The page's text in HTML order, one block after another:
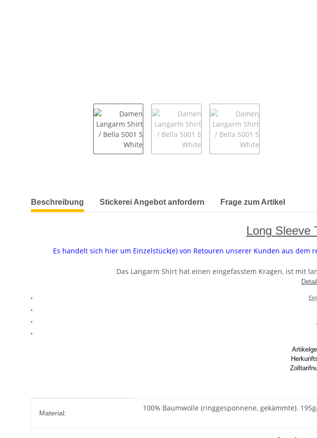
weitere Registerkarten anzeigen
Beschreibung Stickerei Angebot anfordern Frage zum Artikel
Long Sleeve
Es handelt sich hier um Einzelstück(e) von Retouren unserer Kunden aus
Das Langarm Shirt hat einen eingefasstem Kragen, ist mit
Material:
100% Baumwolle (ringgesponnene, gekämmte).